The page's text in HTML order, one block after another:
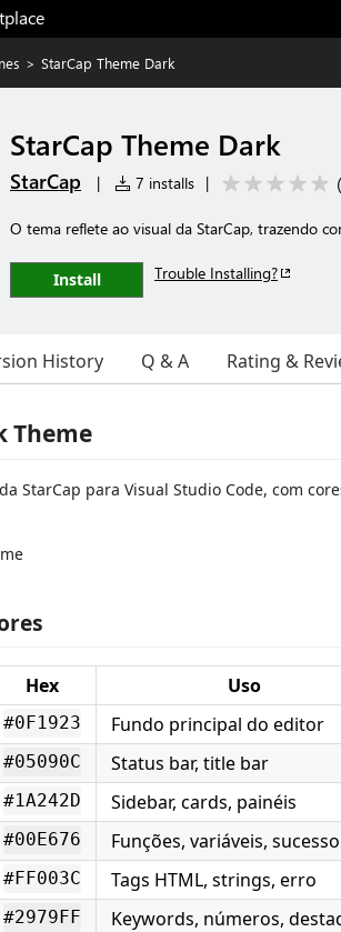
> StarCap Theme Dark
StarCap Theme Dark
StarCap | 7 installs | (
O tema reflete ao visual da StarCap, trazendo
Install Trouble Installing?
History Q & A Rating &
Theme
StarCap para Visual Studio Code, com
Hex
Uso
#0F1923
Fundo principal do editor
#05090C
Status bar, title bar
#1A242D
Sidebar, cards, painéis
#00E676
Funções, variáveis, sucesso
#FF003C
Tags HTML, strings, erro
#2979FF
Keywords, números,